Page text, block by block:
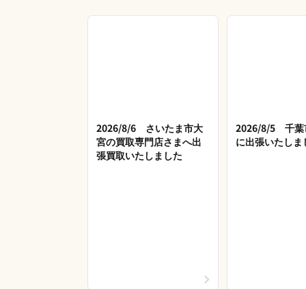
2026/8/6 さいたま市大
宮の買取専門店さまへ出
張買取いたしました
2026/8/5 千葉
に出張いたしま